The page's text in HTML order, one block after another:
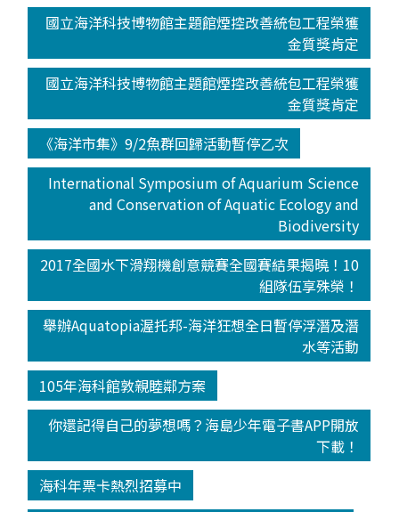
國立海洋科技博物館主題館煙控改善統包工程榮獲
金質獎肯定
國立海洋科技博物館主題館煙控改善統包工程榮獲
金質獎肯定
《海洋市集》9/2魚群回歸活動暫停乙次
International Symposium of Aquarium Science
and Conservation of Aquatic Ecology and
Biodiversity
2017全國水下滑翔機創意競賽全國賽結果揭曉！10
組隊伍享殊榮！
舉辦Aquatopia渥托邦-海洋狂想全日暫停浮潛及潛
水等活動
105年海科館敦親睦鄰方案
你還記得自己的夢想嗎？海島少年電子書APP開放
下載！
海科年票卡熱烈招募中